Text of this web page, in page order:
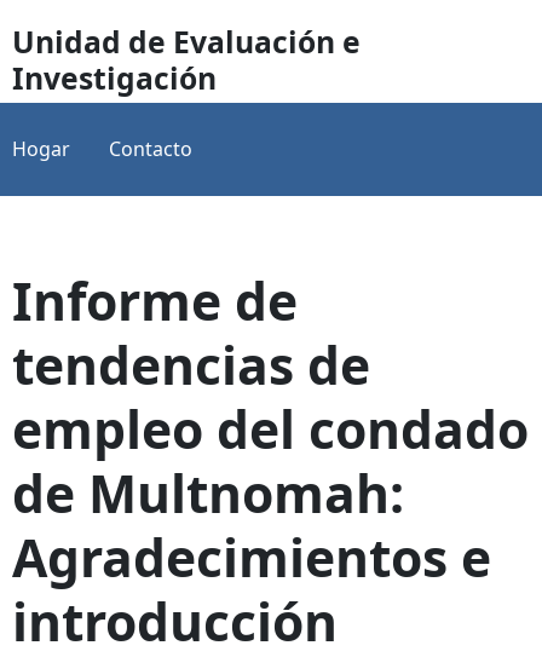
Unidad de Evaluación e
Investigación
Hogar Contacto
Informe de
tendencias de
empleo del condado
de Multnomah:
Agradecimientos e
introducción